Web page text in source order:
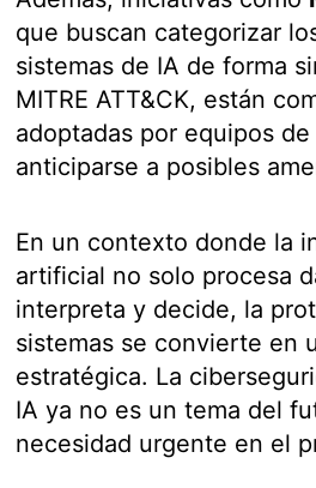
que buscan categorizar
sistemas de IA de forma
MITRE ATT&CK, están
adoptadas por equipos
anticiparse a posibles
En un contexto donde la
artificial no solo procesa
interpreta y decide, la
sistemas se convierte en
estratégica. La
IA ya no es un tema del
necesidad urgente en el